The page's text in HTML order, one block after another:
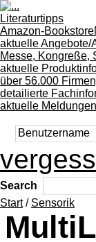
Literaturtipps
Amazon-Bookstore
aktuelle Angebote/
Messe, Kongreße,
aktuelle
über 56.000
detailierte
aktuelle Meldungen
Search
Start/ Sensorik